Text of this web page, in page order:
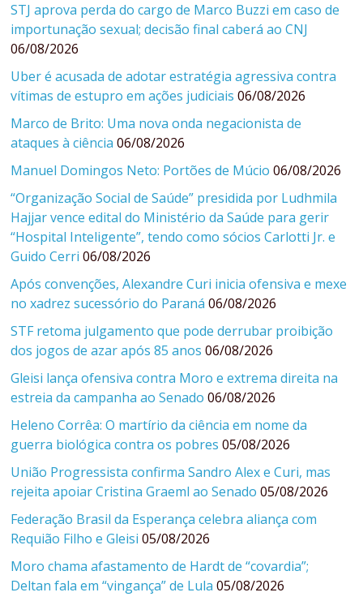
STJ aprova perda do cargo de Marco Buzzi em caso de
importunação sexual; decisão final caberá ao CNJ
06/08/2026
Uber é acusada de adotar estratégia agressiva contra
vítimas de estupro em ações judiciais 06/08/2026
Marco de Brito: Uma nova onda negacionista de
ataques à ciência 06/08/2026
Manuel Domingos Neto: Portões de Múcio 06/08/2026
“Organização Social de Saúde” presidida por Ludhmila
Hajjar vence edital do Ministério da Saúde para gerir
“Hospital Inteligente”, tendo como sócios Carlotti Jr. e
Guido Cerri 06/08/2026
Após convenções, Alexandre Curi inicia ofensiva e mexe
no xadrez sucessório do Paraná 06/08/2026
STF retoma julgamento que pode derrubar proibição
dos jogos de azar após 85 anos 06/08/2026
Gleisi lança ofensiva contra Moro e extrema direita na
estreia da campanha ao Senado 06/08/2026
Heleno Corrêa: O martírio da ciência em nome da
guerra biológica contra os pobres 05/08/2026
União Progressista confirma Sandro Alex e Curi, mas
rejeita apoiar Cristina Graeml ao Senado 05/08/2026
Federação Brasil da Esperança celebra aliança com
Requião Filho e Gleisi 05/08/2026
Moro chama afastamento de Hardt de “covardia”;
Deltan fala em “vingança” de Lula 05/08/2026